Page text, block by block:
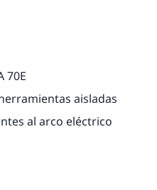
70E
aisladas
al arco eléctrico